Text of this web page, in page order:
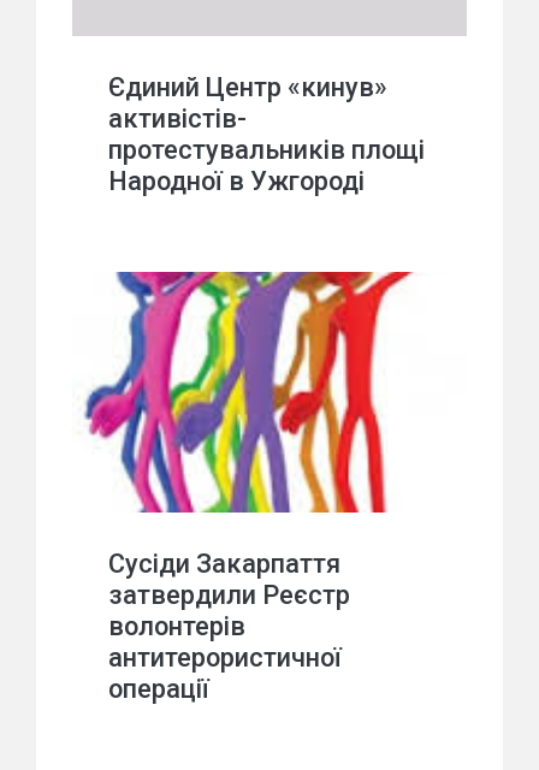
Єдиний Центр «кинув»
активістів-
протестувальників площі
Народної в Ужгороді
Сусіди Закарпаття
затвердили Реєстр
волонтерів
антитерористичної
операції